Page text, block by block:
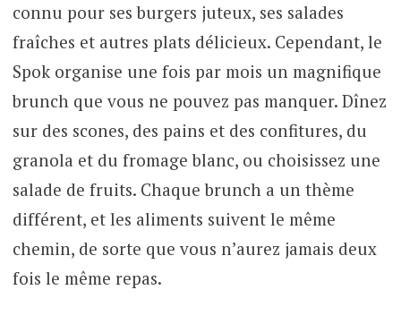
connu pour ses burgers juteux, ses salades
fraîches et autres plats délicieux. Cependant, le
Spok organise une fois par mois un magnifique
brunch que vous ne pouvez pas manquer. Dînez
sur des scones, des pains et des confitures, du
granola et du fromage blanc, ou choisissez une
salade de fruits. Chaque brunch a un thème
différent, et les aliments suivent le même
chemin, de sorte que vous n’aurez jamais deux
fois le même repas.